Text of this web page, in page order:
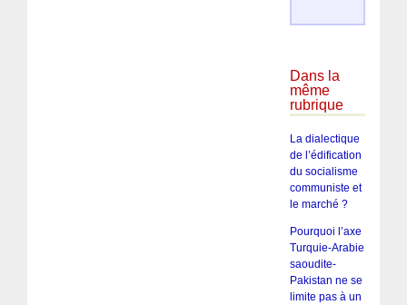
Dans la
même
rubrique
La dialectique
de l’édification
du socialisme
communiste et
le marché ?
Pourquoi l’axe
Turquie-Arabie
saoudite-
Pakistan ne se
limite pas à un